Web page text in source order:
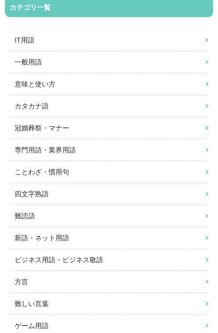
カテゴリ一覧
IT用語
一般用語
意味と使い方
カタカナ語
冠婚葬祭・マナー
専門用語・業界用語
ことわざ・慣用句
四文字熟語
難読語
新語・ネット用語
ビジネス用語・ビジネス敬語
方言
難しい言葉
ゲーム用語